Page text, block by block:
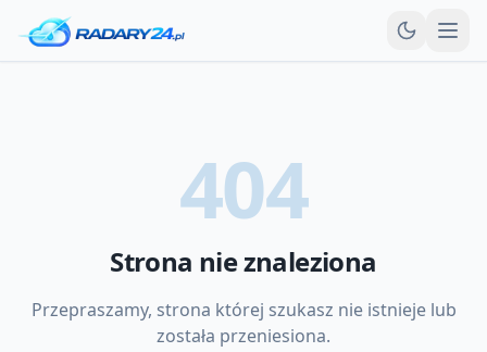
404
Strona nie znaleziona
Przepraszamy, strona której szukasz nie istnieje lub
została przeniesiona.